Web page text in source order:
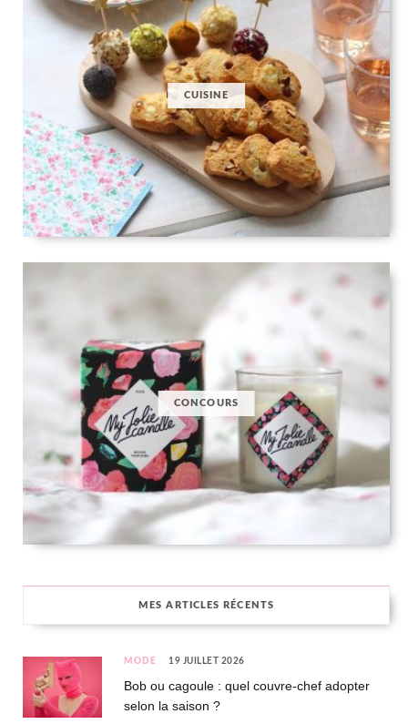
CUISINE
CONCOURS
MES ARTICLES RÉCENTS
MODE 19 JUILLET 2026
Bob ou cagoule : quel couvre-chef adopter
selon la saison ?